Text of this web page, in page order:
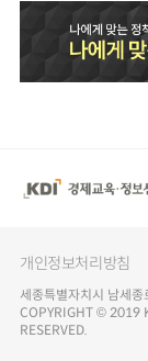
개인정보처리방침
세종특별자치시 남
COPYRIGHT © 2019
RESERVED.